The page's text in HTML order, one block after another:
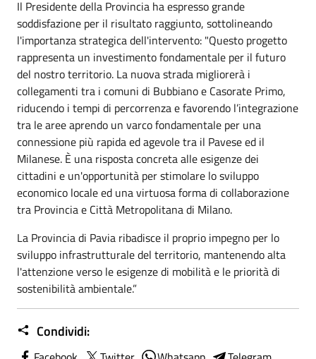
Il Presidente della Provincia ha espresso grande
soddisfazione per il risultato raggiunto, sottolineando
l'importanza strategica dell'intervento: "Questo progetto
rappresenta un investimento fondamentale per il futuro
del nostro territorio. La nuova strada migliorerà i
collegamenti tra i comuni di Bubbiano e Casorate Primo,
riducendo i tempi di percorrenza e favorendo l’integrazione
tra le aree aprendo un varco fondamentale per una
connessione più rapida ed agevole tra il Pavese ed il
Milanese. È una risposta concreta alle esigenze dei
cittadini e un'opportunità per stimolare lo sviluppo
economico locale ed una virtuosa forma di collaborazione
tra Provincia e Città Metropolitana di Milano.
La Provincia di Pavia ribadisce il proprio impegno per lo
sviluppo infrastrutturale del territorio, mantenendo alta
l'attenzione verso le esigenze di mobilità e le priorità di
sostenibilità ambientale.”
Condividi: